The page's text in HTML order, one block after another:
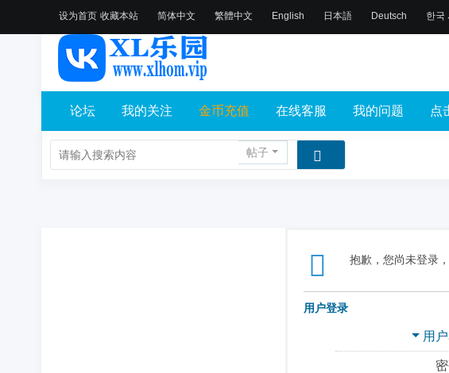
设为首页 收藏本站 简体中文 繁體中文 English 日本語 Deutsch 한국
论坛 我的关注 金币充值 在线客服 我的问题 点
帖子
抱歉，您尚未登录
用户登录
用